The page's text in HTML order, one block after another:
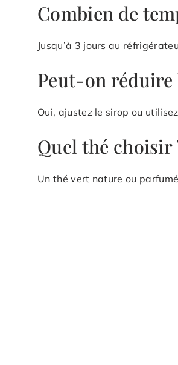
Combien de
Jusqu’à 3 jours au
Peut-on réduire
Oui, ajustez le sirop ou
Quel thé choisir
Un thé vert nature ou